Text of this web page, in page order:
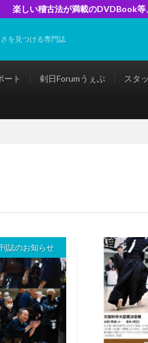
楽しい稽古法が満載のDVDBook等
を見つける専門誌
ート 剣日Forumうぇぶ スタ
誌のお知らせ